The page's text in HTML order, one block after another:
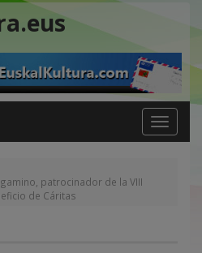
Toggle
navigation
patrocinador de la VIII
de Cáritas